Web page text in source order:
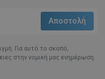
Για αυτό το σκοπό,
στην νομική μας ενημέρωση.